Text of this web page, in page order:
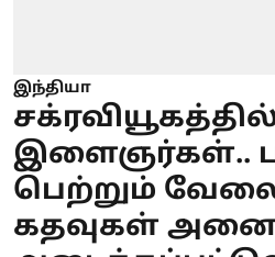
இந்தியா
இளைஞர்கள்..
பெற்றும்
கதவுகள்